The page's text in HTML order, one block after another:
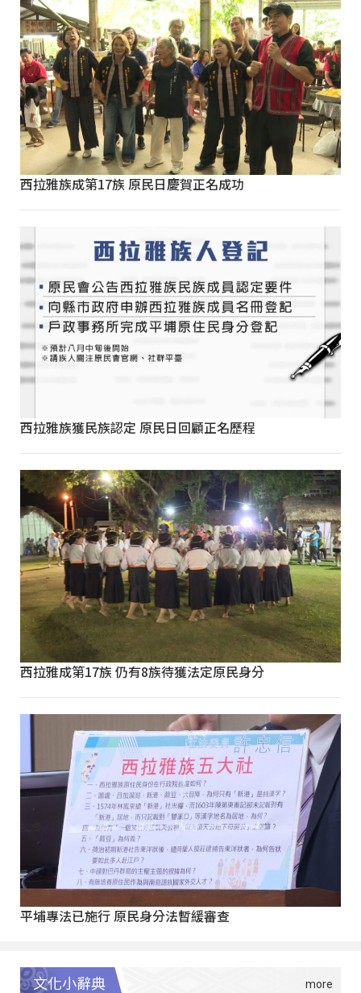
西拉雅族成第17族 原民日慶賀正名成功
西拉雅族獲民族認定 原民日回顧正名歷程
西拉雅成第17族 仍有8族待獲法定原民身分
平埔專法已施行 原民身分法暫緩審查
文化小辭典